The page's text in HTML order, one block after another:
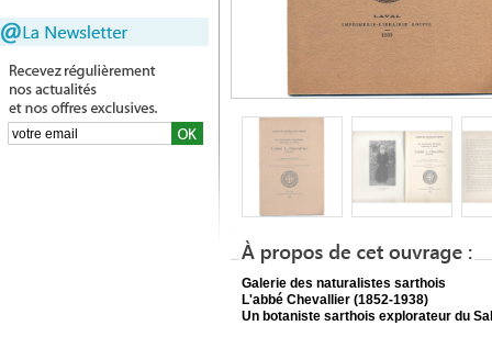
Galerie des naturalistes sarthois
L'abbé Chevallier (1852-1938)
Un botaniste sarthois explorateur du